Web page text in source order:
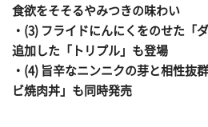
食欲をそそるやみつきの味わい
・(3) フライドにんにくをのせた「
追加した「トリプル」も登場
・(4) 旨辛なニンニクの芽と相性抜
ビ焼肉丼」も同時発売